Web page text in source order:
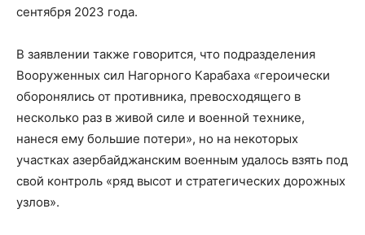
сентября 2023 года.
В заявлении также говорится, что подразделения
Вооруженных сил Нагорного Карабаха «героически
оборонялись от противника, превосходящего в
несколько раз в живой силе и военной технике,
нанеся ему большие потери», но на некоторых
участках азербайджанским военным удалось взять под
свой контроль «ряд высот и стратегических дорожных
узлов».